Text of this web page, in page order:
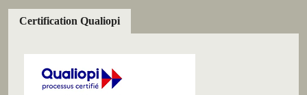
Certification Qualiopi